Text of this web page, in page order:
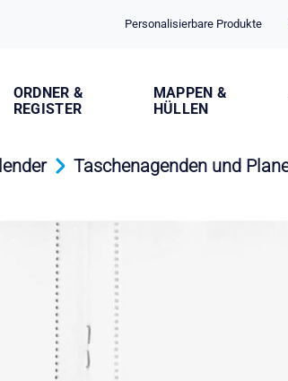
Personalisierbare Produkte
ORDNER &
REGISTER
MAPPEN &
HÜLLEN
Taschenagenden und